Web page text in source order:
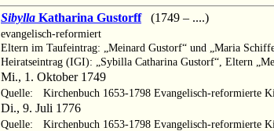
Sibylla Katharina Gustorff(1749 – ....)
evangelisch-reformiert
Eltern im Taufeintrag: „Meinard Gustorf“ und „Maria
Heiratseintrag (IGI): „Sybilla Catharina Gustorf“, Eltern
Mi., 1. Oktober 1749
Quelle: Kirchenbuch 1653-1798 Evangelisch-reformierte
Di., 9. Juli 1776
Quelle: Kirchenbuch 1653-1798 Evangelisch-reformierte